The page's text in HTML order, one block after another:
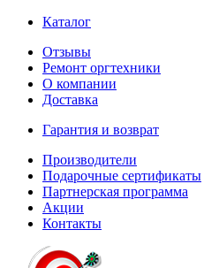
Каталог
Отзывы
Ремонт оргтехники
О компании
Доставка
Гарантия и возврат
Производители
Подарочные сертификаты
Партнерская программа
Акции
Контакты